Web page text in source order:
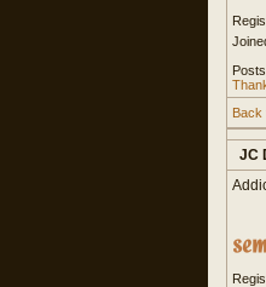
Back
JC